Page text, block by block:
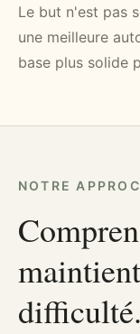
Le but n'est pas
une meilleure
base plus solide
NOTRE
difficulté.